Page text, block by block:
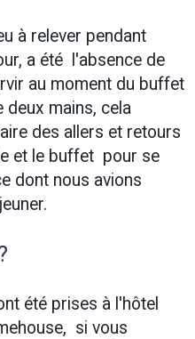
à relever pendant
a été l'absence de
au moment du buffet
deux mains, cela
des allers et retours
et le buffet pour se
dont nous avions
été prises à l'hôtel
si vous